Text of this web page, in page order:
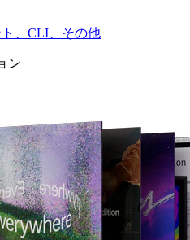
、CLI、その他
ン